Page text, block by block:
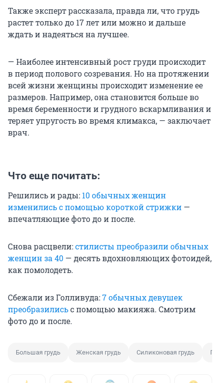
Также эксперт рассказала, правда ли, что грудь
растет только до 17 лет или можно и дальше
ждать и надеяться на лучшее.
— Наиболее интенсивный рост груди происходит
в период полового созревания. Но на протяжении
всей жизни женщины происходит изменение ее
размеров. Например, она становится больше во
время беременности и грудного вскармливания и
теряет упругость во время климакса, — заключает
врач.
Что еще почитать:
Решились и рады: 10 обычных женщин
изменились с помощью короткой стрижки —
впечатляющие фото до и после.
Снова расцвели:стилисты преобразили обычных
женщин за 40 — десять вдохновляющих фотоидей,
как помолодеть.
Сбежали из Голливуда:7 обычных девушек
преобразилисьс помощью макияжа. Смотрим
фото до и после.
Большая грудь Женская грудь Силиконовая грудь